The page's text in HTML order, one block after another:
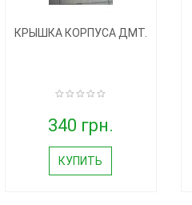
КРЫШКА КОРПУСА ДМТ.
340 грн.
КУПИТЬ